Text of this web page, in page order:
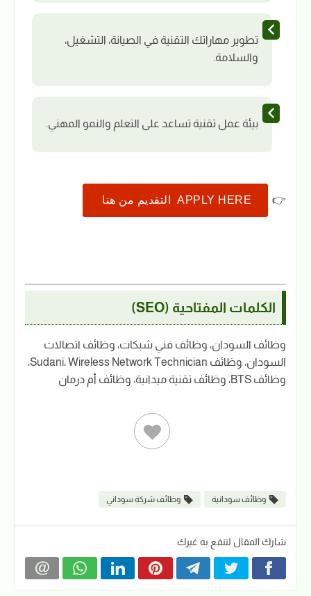
تطوير مهاراتك التقنية في الصيانة، التشغيل،
والسلامة.
بيئة عمل تقنية تساعد على التعلم والنمو المهني.
👉 APPLY HERE التقديم من هنا
الكلمات المفتاحية (SEO)
وظائف السودان، وظائف فني شبكات، وظائف اتصالات
السودان، وظائف Sudani، Wireless Network Technician،
وظائف BTS، وظائف تقنية ميدانية، وظائف أم درمان
وظائف سودانية وظائف شركة سوداني
شارك المقال لتنفع به غيرك